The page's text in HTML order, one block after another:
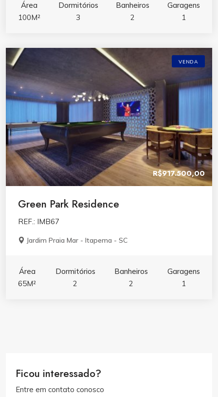
Área
100M²
Dormitórios
3
Banheiros
2
Garagens
1
VENDA
R$917.500,00
Green Park Residence
REF.: IMB67
Jardim Praia Mar - Itapema - SC
Área
65M²
Dormitórios
2
Banheiros
2
Garagens
1
Ficou interessado?
Entre em contato conosco